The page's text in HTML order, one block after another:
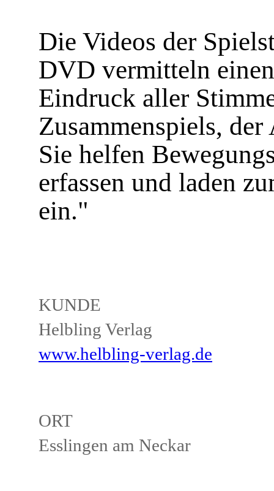
Die Videos der
DVD vermitteln
Eindruck aller
Zusammenspiels,
Sie helfen
erfassen und laden
ein."
KUNDE
Helbling Verlag
www.helbling-verlag.de
ORT
Esslingen am Neckar